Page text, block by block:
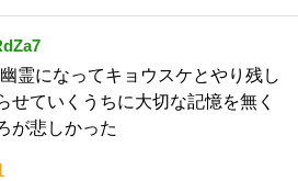
霊になってキョウスケとやり残し
せていくうちに大切な記憶を無く
が悲しかった